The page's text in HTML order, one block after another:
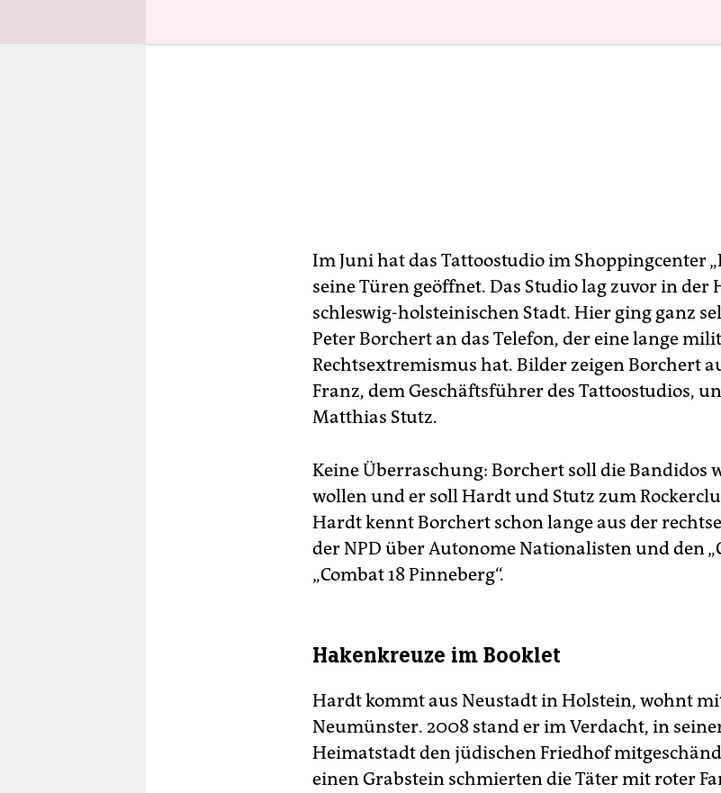
Im Juni hat das Tattoostudio im Shoppingcenter
seine Türen geöffnet. Das Studio lag zuvor in der
schleswig-holsteinischen Stadt. Hier ging ganz
Peter Borchert an das Telefon, der eine lange
Rechtsextremismus hat. Bilder zeigen Borchert
Franz, dem Geschäftsführer des Tattoostudios,
Matthias Stutz.
Keine Überraschung: Borchert soll die Bandidos
wollen und er soll Hardt und Stutz zum
Hardt kennt Borchert schon lange aus der
der NPD über Autonome Nationalisten und den
„Combat 18 Pinneberg“.
Hakenkreuze im Booklet
Hardt kommt aus Neustadt in Holstein, wohnt
Neumünster. 2008 stand er im Verdacht, in
Heimatstadt den jüdischen Friedhof
einen Grabstein schmierten die Täter mit roter